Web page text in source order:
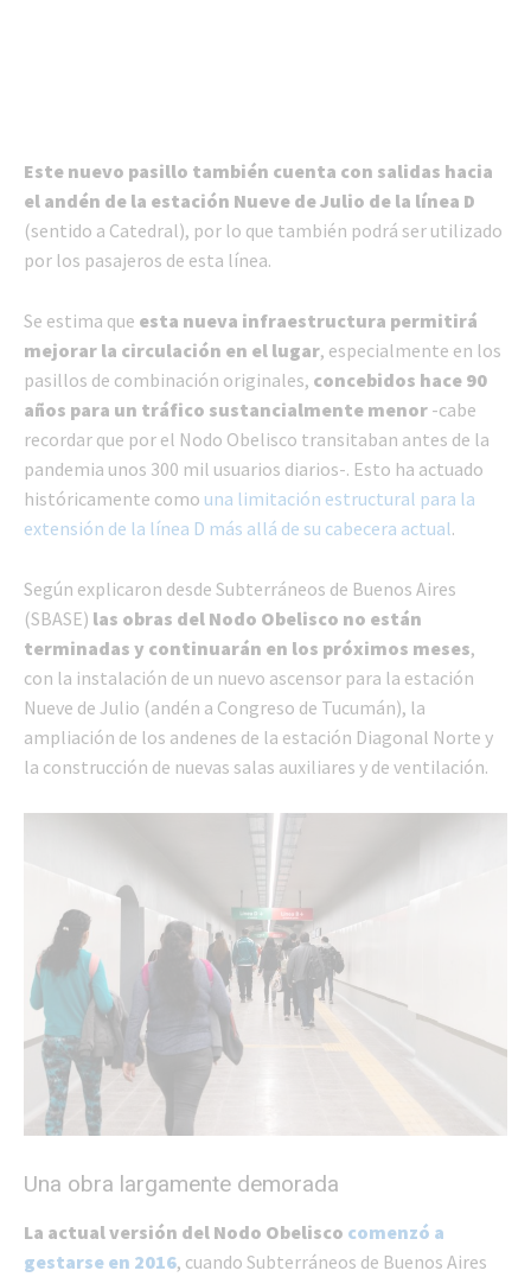
Este nuevo pasillo también cuenta con salidas hacia
el andén de la estación Nueve de Julio de la línea D
(sentido a Catedral), por lo que también podrá ser utilizado
por los pasajeros de esta línea.
Se estima que esta nueva infraestructura permitirá
mejorar la circulación en el lugar, especialmente en los
pasillos de combinación originales, concebidos hace 90
años para un tráfico sustancialmente menor -cabe
recordar que por el Nodo Obelisco transitaban antes de la
pandemia unos 300 mil usuarios diarios-. Esto ha actuado
históricamente como una limitación estructural para la
extensión de la línea D más allá de su cabecera actual.
Según explicaron desde Subterráneos de Buenos Aires
(SBASE) las obras del Nodo Obelisco no están
terminadas y continuarán en los próximos meses,
con la instalación de un nuevo ascensor para la estación
Nueve de Julio (andén a Congreso de Tucumán), la
ampliación de los andenes de la estación Diagonal Norte y
la construcción de nuevas salas auxiliares y de ventilación.
Una obra largamente demorada
La actual versión del Nodo Obelisco comenzó a
gestarse en 2016, cuando Subterráneos de Buenos Aires